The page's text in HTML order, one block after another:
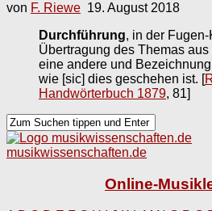
von F. Riewe 19. August 2018
Durchführung, in der
Übertragung des Themas
eine andere und
wie [sic] dies geschehen ist. [
Handwörterbuch 1879, 81]
musikwissenschaften.de
Online-